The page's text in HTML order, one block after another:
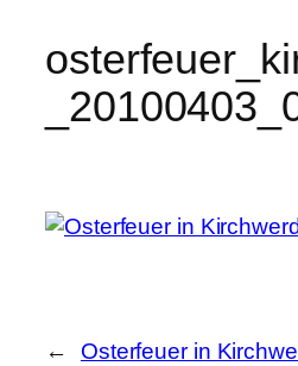
← Osterfeuer in